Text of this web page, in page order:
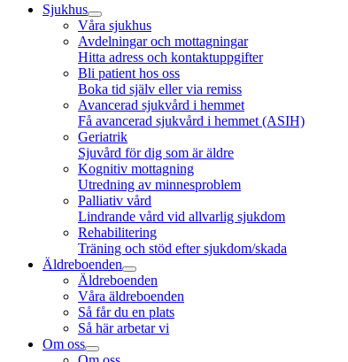
Sjukhus
Våra sjukhus
Avdelningar och mottagningar
Hitta adress och kontaktuppgifter
Bli patient hos oss
Boka tid själv eller via remiss
Avancerad sjukvård i hemmet
Få avancerad sjukvård i hemmet (ASIH)
Geriatrik
Sjuvård för dig som är äldre
Kognitiv mottagning
Utredning av minnesproblem
Palliativ vård
Lindrande vård vid allvarlig sjukdom
Rehabilitering
Träning och stöd efter sjukdom/skada
Äldreboenden
Äldreboenden
Våra äldreboenden
Så får du en plats
Så här arbetar vi
Om oss